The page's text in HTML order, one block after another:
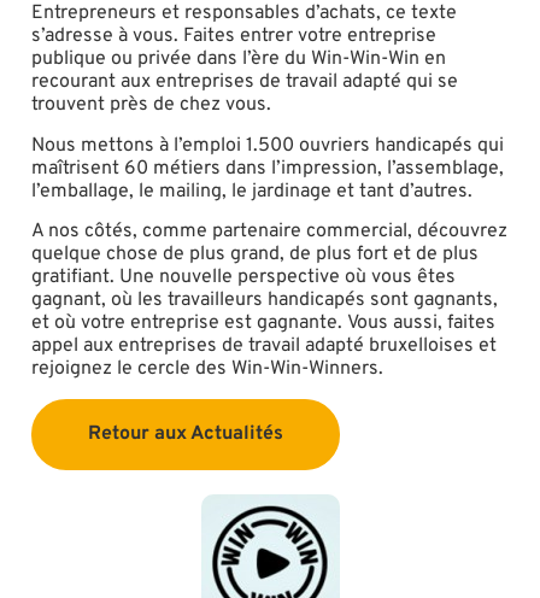
Entrepreneurs et responsables d’achats, ce texte
s’adresse à vous. Faites entrer votre entreprise
publique ou privée dans l’ère du Win-Win-Win en
recourant aux entreprises de travail adapté qui se
trouvent près de chez vous.
Nous mettons à l’emploi 1.500 ouvriers handicapés qui
maîtrisent 60 métiers dans l’impression, l’assemblage,
l’emballage, le mailing, le jardinage et tant d’autres.
A nos côtés, comme partenaire commercial, découvrez
quelque chose de plus grand, de plus fort et de plus
gratifiant. Une nouvelle perspective où vous êtes
gagnant, où les travailleurs handicapés sont gagnants,
et où votre entreprise est gagnante. Vous aussi, faites
appel aux entreprises de travail adapté bruxelloises et
rejoignez le cercle des Win-Win-Winners.
Retour aux Actualités